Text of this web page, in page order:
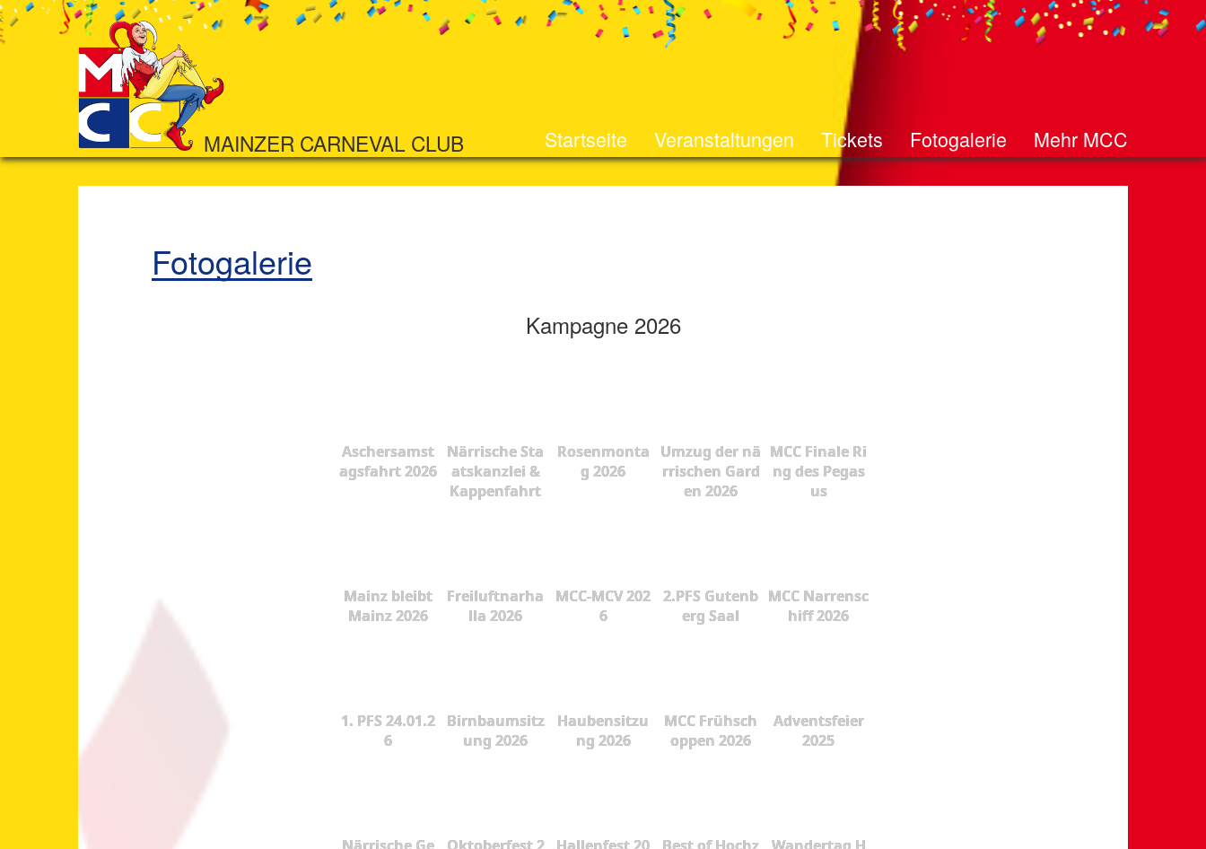
MAINZER CARNEVAL CLUB Startseite Veranstaltungen Tickets Fotogalerie Mehr MCC
Fotogalerie
Kampagne 2026
Aschersamst
agsfahrt 2026
Närrische Sta
atskanzlei &
Kappenfahrt
Rosenmonta
g 2026
Umzug der nä
rrischen Gard
en 2026
MCC Finale Ri
ng des Pegas
us
Mainz bleibt
Mainz 2026
Freiluftnarha
lla 2026
MCC-MCV 202
6
2.PFS Gutenb
erg Saal
MCC Narrensc
hiff 2026
1. PFS 24.01.2
6
Birnbaumsitz
ung 2026
Haubensitzu
ng 2026
MCC Frühsch
oppen 2026
Adventsfeier
2025